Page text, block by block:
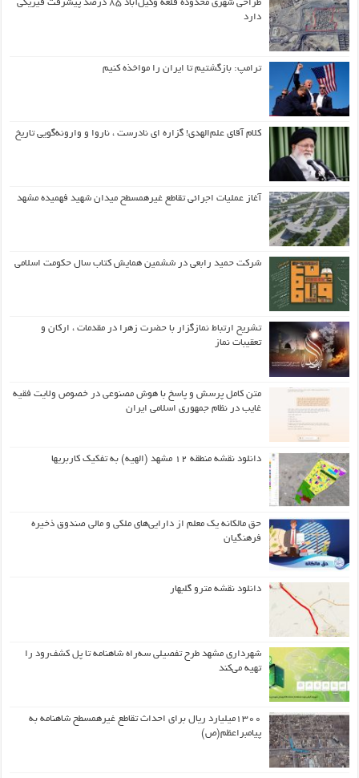
طراحی شهری محدوده قلعه وکیل‌آباد ۸۵ درصد پیشرفت فیزیکی
دارد
ترامپ: بازگشتیم تا ایران را مواخذه کنیم
کلام آقای علم‌الهدی! گزاره ای نادرست ، ناروا و وارونه‌گویی تاریخ
آغاز عملیات اجرائی تقاطع غیرهمسطح میدان شهید فهمیده مشهد
شرکت حمید رابعی در ششمین همایش کتاب سال حکومت اسلامی
تشریح ارتباط نمازگزار با حضرت زهرا در مقدمات ، ارکان و
تعقیبات نماز
متن کامل پرسش و پاسخ با هوش مصنوعی در خصوص ولایت فقیه
غایب در نظام جمهوری اسلامی ایران
دانلود نقشه منطقه ۱۲ مشهد (الهیه) به تفکیک کاربریها
حق مالکانه یک معلم از دارایی‌های ملکی و مالی صندوق ذخیره
فرهنگیان
دانلود نقشه مترو گلبهار
شهرداری مشهد طرح تفصیلی سه‌راه شاهنامه تا پل کشف‌رود را
تهیه می‌کند
۱۳۰۰میلیارد ریال برای احداث تقاطع غیرهمسطح شاهنامه به
پیامبراعظم(ص)